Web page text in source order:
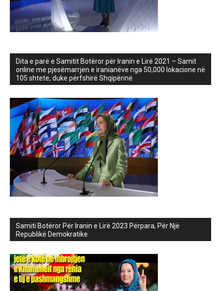
Dita e parë e Samitit Botëror për Iranin e Lirë 2021 – Samit
online me pjesëmarrjen e iranianëve nga 50,000 lokacione në
105 shtete, duke përfshirë Shqipërinë
Samiti Botëror Për Iranin e Lirë 2023 Përpara, Për Një
Republikë Demokratike